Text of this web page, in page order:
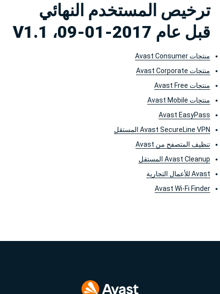
ترخيص المستخدم النهائي
قبل عام 2017-01-09، V1.1
منتجات Avast Consumer
منتجات Avast Corporate
منتجات Avast Free
منتجات Avast Mobile
Avast EasyPass
Avast SecureLine VPN المستقل
تنظيف المتصفح من Avast
Avast Cleanup المستقل
Avast للأعمال التجارية
Avast Wi-Fi Finder